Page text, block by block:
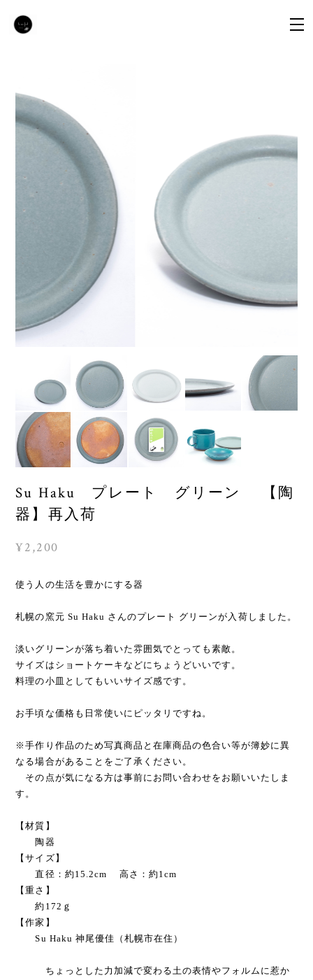
Su Haku プレート グリーン 【陶
器】再入荷
¥2,200
使う人の生活を豊かにする器
札幌の窯元 Su Haku さんのプレート グリーンが入荷しました。
淡いグリーンが落ち着いた雰囲気でとっても素敵。
サイズはショートケーキなどにちょうどいいです。
料理の小皿としてもいいサイズ感です。
お手頃な価格も日常使いにピッタリですね。
※手作り作品のため写真商品と在庫商品の色合い等が簿妙に異
なる場合があることをご了承ください。
その点が気になる方は事前にお問い合わせをお願いいたしま
す。
【材質】
陶器
【サイズ】
直径：約15.2cm 高さ：約1cm
【重さ】
約172ｇ
【作家】
Su Haku 神尾優佳（札幌市在住）
ちょっとした力加減で変わる土の表情やフォルムに惹か